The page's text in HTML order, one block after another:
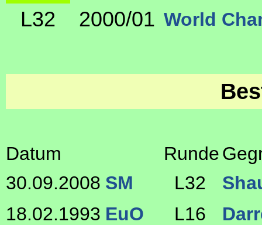
L32 2000/01 World
Datum Runde
30.09.2008 SM L32
18.02.1993 EuO L16